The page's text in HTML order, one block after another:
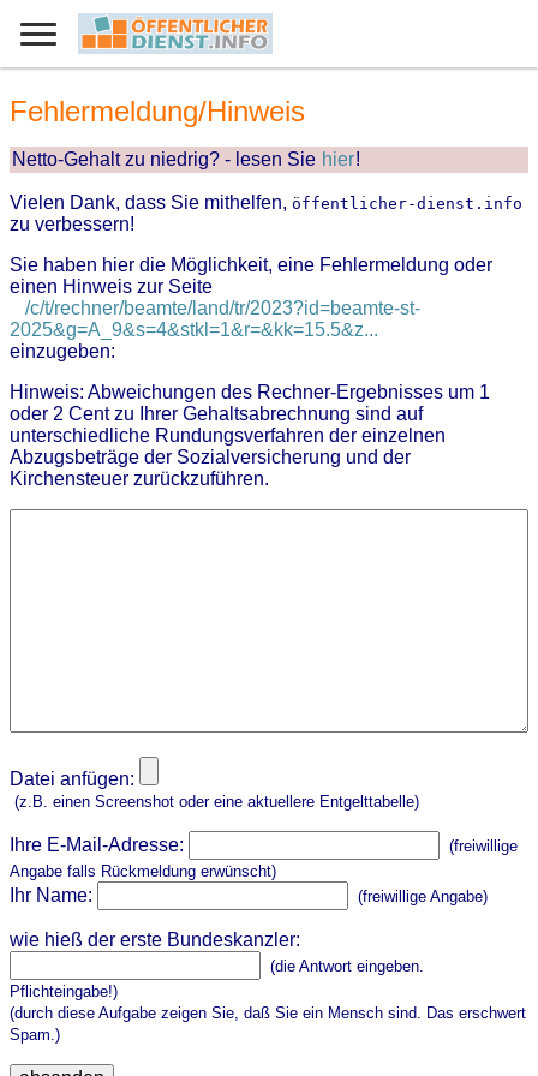
Fehlermeldung/Hinweis
Netto-Gehalt zu niedrig? - lesen Sie hier!
Vielen Dank, dass Sie mithelfen, öffentlicher-dienst.info
zu verbessern!
Sie haben hier die Möglichkeit, eine Fehlermeldung oder
einen Hinweis zur Seite
/c/t/rechner/beamte/land/tr/2023?id=beamte-st-
2025&g=A_9&s=4&stkl=1&r=&kk=15.5&z...
einzugeben:
Hinweis: Abweichungen des Rechner-Ergebnisses um 1
oder 2 Cent zu Ihrer Gehaltsabrechnung sind auf
unterschiedliche Rundungsverfahren der einzelnen
Abzugsbeträge der Sozialversicherung und der
Kirchensteuer zurückzuführen.
Datei anfügen:
(z.B. einen Screenshot oder eine aktuellere Entgelttabelle)
Ihre E-Mail-Adresse:
(freiwillige
Angabe falls Rückmeldung erwünscht)
Ihr Name: (freiwillige Angabe)
wie hieß der erste Bundeskanzler:
(die Antwort eingeben.
Pflichteingabe!)
(durch diese Aufgabe zeigen Sie, daß Sie ein Mensch sind. Das erschwert
Spam.)